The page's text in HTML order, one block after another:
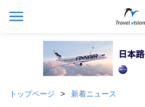
トップページ 新着ニュース